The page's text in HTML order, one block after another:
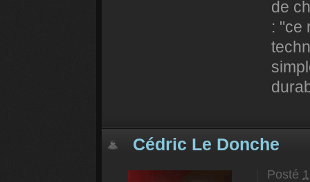
de
: "ce
Cédric Le Donche
Posté